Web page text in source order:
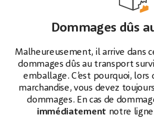
Dommages dûs
Malheureusement, il arrive dans
dommages dûs au transport
emballage. C’est pourquoi, lors
marchandise, vous devez
dommages. En cas de
immédiatement notre ligne